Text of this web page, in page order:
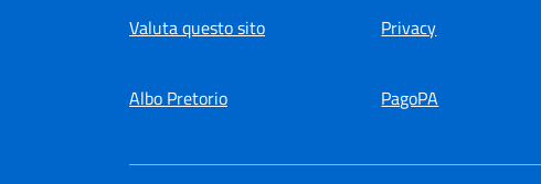
Valuta questo sito Privacy
Albo Pretorio PagoPA